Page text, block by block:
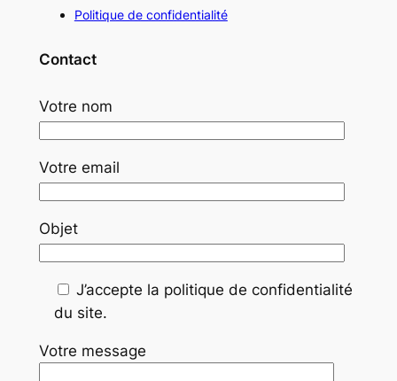
Politique de confidentialité
Contact
Votre nom
Votre email
Objet
J’accepte la politique de confidentialité
du site.
Votre message